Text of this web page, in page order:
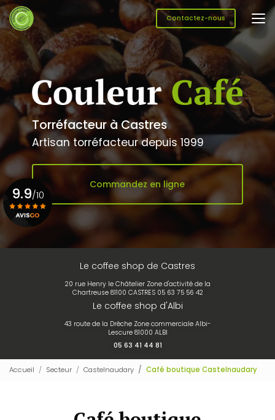
Aller
au
contenu
principal
Contactez-nous
Torréfacteur à Castres
Artisan torréfacteur depuis 1999
Commandez en ligne
Le coffee shop de Castres
20 rue Henry le Châtelier Zone d'activité de la
Chartreuse 81100 CASTRES 05 63 75 56 42
Le coffee shop d'Albi
43 route de la Drêche Zone commerciale Albi-
Lescure 81000 ALBI
05 63 41 44 81
9.9/10
Accueil Secteur Castelnaudary Café boutique Castelnaudary